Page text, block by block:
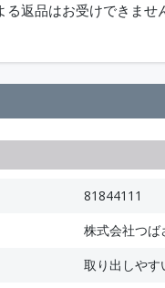
る返品はお受けできま
81844111
株式会社つば
取り出しや